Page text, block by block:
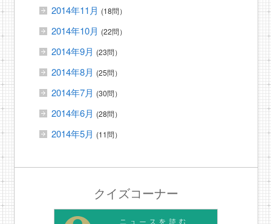
2014年11月 (18問）
2014年10月 (22問）
2014年9月 (23問）
2014年8月 (25問）
2014年7月 (30問）
2014年6月 (28問）
2014年5月 (11問）
クイズコーナー